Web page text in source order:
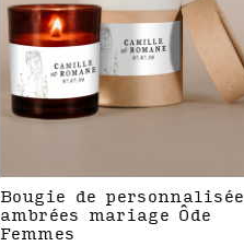
Bougie de personnalisée
ambrées mariage Ôde
Femmes